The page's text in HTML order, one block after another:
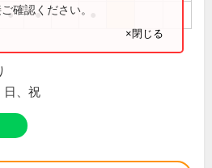
● ●
確認ください。
×閉じる
日、祝